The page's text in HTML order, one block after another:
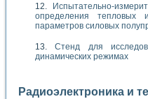
Испытательно-
определения тепловых
параметров силовых
Стенд для
динамических режимах
Радиоэлектроника и